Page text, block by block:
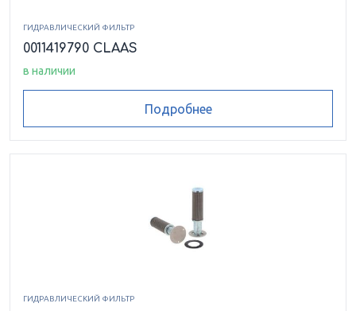
ГИДРАВЛИЧЕСКИЙ ФИЛЬТР
0011419790 CLAAS
в наличии
Подробнее
ГИДРАВЛИЧЕСКИЙ ФИЛЬТР